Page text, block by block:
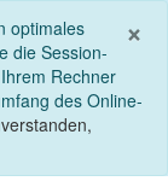
×
optimales
die Session-
Rechner
des Online-